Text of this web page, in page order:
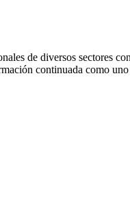
de diversos sectores
continuada como